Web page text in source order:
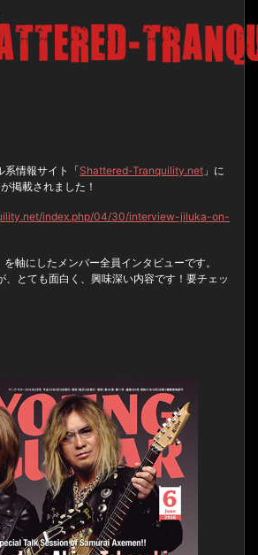
情報サイト「Shattered-Tranquility.net 」に
掲載されました！
index.php/04/30/interview-jiluka-on-
軸にしたメンバー全員インタビューです。
、とても面白く、興味深い内容です！要チェッ